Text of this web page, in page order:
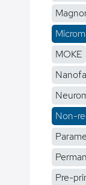
MOKE
Non-
Pre-